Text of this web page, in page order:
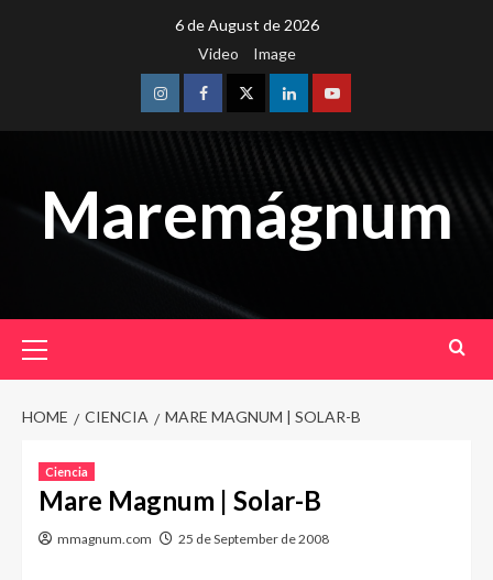
6 de August de 2026
Video
Image
InstagramFacebookTwitterLinkedinYoutube
Maremágnum
Menu
HOME CIENCIA MARE MAGNUM | SOLAR-B
Ciencia
Mare Magnum | Solar-B
mmagnum.com 25 de September de 2008